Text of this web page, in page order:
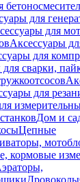
для
для
Аксессуары
для
сварки,
для
Дом и
Цепные
кормовые
Дровоколы